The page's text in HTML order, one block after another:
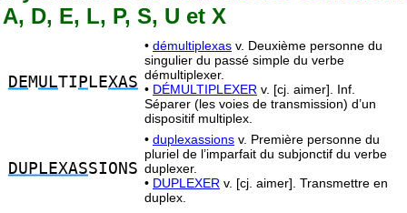
A, D, E, L, P, S, U et X
DEMULTI P LEXAS
• démultiplexas v. Deuxième personne du
singulier du passé simple du verbe
démultiplexer.
• DÉMULTIPLEXER v. [cj. aimer]. Inf.
Séparer (les voies de transmission) d’un
dispositif multiplex.
DUPLEXASSIONS
• duplexassions v. Première personne du
pluriel de l’imparfait du subjonctif du verbe
duplexer.
• DUPLEXER v. [cj. aimer]. Transmettre en
duplex.